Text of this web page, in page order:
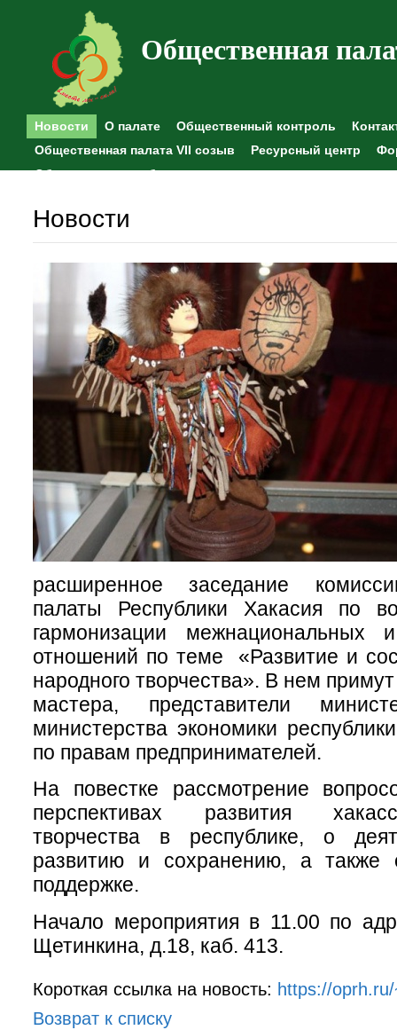
Общественная
Новости О палате Общественный контроль
Общественная палата VII созыв
Ресурсный центр
Общественные наблюдения
Новости
расширенное заседание
палаты Республики Хакасия по
гармонизации межнациональных
отношений по теме «Развитие и
народного творчества». В нем
мастера, представители
министерства экономики
по правам предпринимателей.
На повестке рассмотрение
перспективах развития
творчества в республике, о
развитию и сохранению, а также
поддержке.
Начало мероприятия в 11.00 по
Щетинкина, д.18, каб. 413.
Короткая ссылка на новость: https://
Возврат к списку